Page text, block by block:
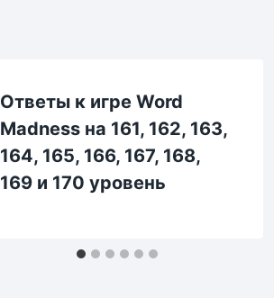
Ответы к игре Word
Madness на 161, 162, 163,
164, 165, 166, 167, 168,
169 и 170 уровень